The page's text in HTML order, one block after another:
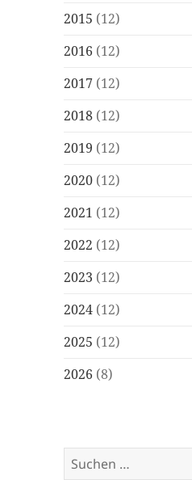
2015 (12)
2016 (12)
2017 (12)
2018 (12)
2019 (12)
2020 (12)
2021 (12)
2022 (12)
2023 (12)
2024 (12)
2025 (12)
2026 (8)
Suchen